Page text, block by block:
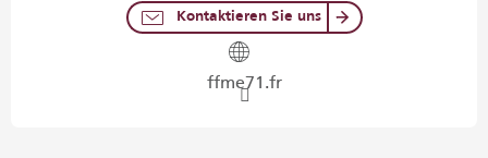
Kontaktieren Sie uns
ffme71.fr